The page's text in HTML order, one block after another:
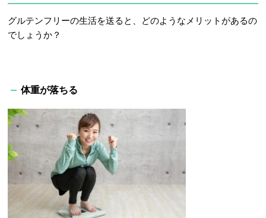
グルテンフリーの生活を送ると、どのようなメリットがあるの
でしょうか？
体重が落ちる